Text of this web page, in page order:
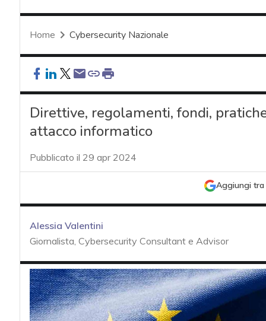
Home Cybersecurity Nazionale
Direttive, regolamenti, fondi,
attacco informatico
Pubblicato il 29 apr 2024
Aggiungi tra
Alessia Valentini
Giornalista, Cybersecurity Consultant e Advisor